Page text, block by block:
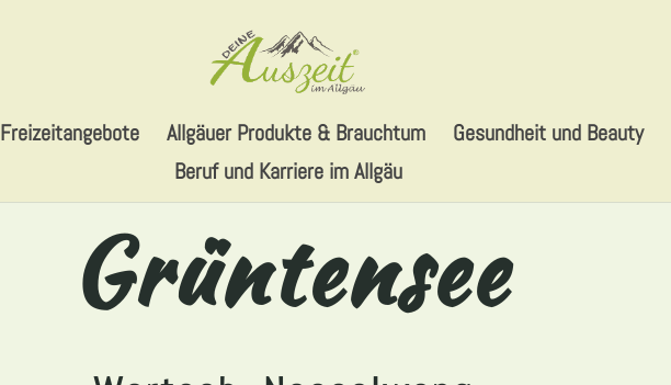
Freizeitangebote Allgäuer Produkte & Brauchtum Gesundheit und Beauty
Beruf und Karriere im Allgäu
Grüntensee